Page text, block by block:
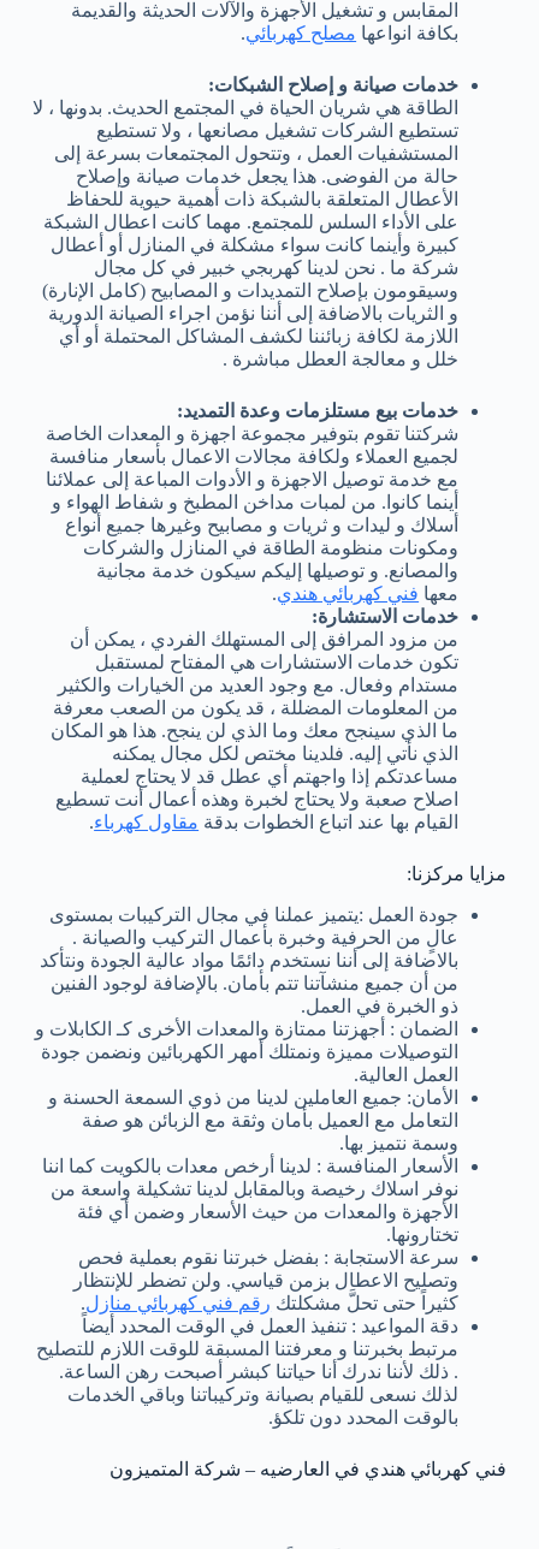
المقابس و تشغيل الأجهزة والآلات الحديثة والقديمة
بكافة انواعها مصلح كهربائي.
خدمات صيانة و إصلاح الشبكات:
الطاقة هي شريان الحياة في المجتمع الحديث. بدونها ، لا
تستطيع الشركات تشغيل مصانعها ، ولا تستطيع
المستشفيات العمل ، وتتحول المجتمعات بسرعة إلى
حالة من الفوضى. هذا يجعل خدمات صيانة وإصلاح
الأعطال المتعلقة بالشبكة ذات أهمية حيوية للحفاظ
على الأداء السلس للمجتمع. مهما كانت اعطال الشبكة
كبيرة وأينما كانت سواء مشكلة في المنازل أو أعطال
شركة ما . نحن لدينا كهربجي خبير في كل مجال
وسيقومون بإصلاح التمديدات و المصابيح (كامل الإنارة)
و الثريات بالاضافة إلى أننا نؤمن اجراء الصيانة الدورية
اللازمة لكافة زبائننا لكشف المشاكل المحتملة أو أي
خلل و معالجة العطل مباشرة .
خدمات بيع مستلزمات وعدة التمديد:
شركتنا تقوم بتوفير مجموعة اجهزة و المعدات الخاصة
لجميع العملاء ولكافة مجالات الاعمال بأسعار منافسة
مع خدمة توصيل الاجهزة و الأدوات المباعة إلى عملائنا
أينما كانوا. من لمبات مداخن المطبخ و شفاط الهواء و
أسلاك و ليدات و ثريات و مصابيح وغيرها جميع أنواع
ومكونات منظومة الطاقة في المنازل والشركات
والمصانع. و توصيلها إليكم سيكون خدمة مجانية
معها فني كهربائي هندي.
خدمات الاستشارة:
من مزود المرافق إلى المستهلك الفردي ، يمكن أن
تكون خدمات الاستشارات هي المفتاح لمستقبل
مستدام وفعال. مع وجود العديد من الخيارات والكثير
من المعلومات المضللة ، قد يكون من الصعب معرفة
ما الذي سينجح معك وما الذي لن ينجح. هذا هو المكان
الذي نأتي إليه. فلدينا مختص لكل مجال يمكنه
مساعدتكم إذا واجهتم أي عطل قد لا يحتاج لعملية
اصلاح صعبة ولا يحتاج لخبرة وهذه أعمال أنت تسطيع
القيام بها عند اتباع الخطوات بدقة مقاول كهرباء.
مزايا مركزنا:
جودة العمل :يتميز عملنا في مجال التركيبات بمستوى
عالٍ من الحرفية وخبرة بأعمال التركيب والصيانة .
بالاضافة إلى أننا نستخدم دائمًا مواد عالية الجودة ونتأكد
من أن جميع منشآتنا تتم بأمان. بالإضافة لوجود الفنين
ذو الخبرة في العمل.
الضمان : أجهزتنا ممتازة والمعدات الأخرى كـ الكابلات و
التوصيلات مميزة ونمتلك أمهر الكهربائين ونضمن جودة
العمل العالية.
الأمان: جميع العاملين لدينا من ذوي السمعة الحسنة و
التعامل مع العميل بأمان وثقة مع الزبائن هو صفة
وسمة نتميز بها.
الأسعار المنافسة : لدينا أرخص معدات بالكويت كما اننا
نوفر اسلاك رخيصة وبالمقابل لدينا تشكيلة واسعة من
الأجهزة والمعدات من حيث الأسعار وضمن أي فئة
تختارونها.
سرعة الاستجابة : بفضل خبرتنا نقوم بعملية فحص
وتصليح الاعطال بزمن قياسي. ولن تضطر للإنتظار
كثيراً حتى تحلَّ مشكلتك رقم فني كهربائي منازل.
دقة المواعيد : تنفيذ العمل في الوقت المحدد أيضاً
مرتبط بخبرتنا و معرفتنا المسبقة للوقت اللازم للتصليح
. ذلك لأننا ندرك أنا حياتنا كبشر أصبحت رهن الساعة.
لذلك نسعى للقيام بصيانة وتركيباتنا وباقي الخدمات
بالوقت المحدد دون تلكؤ.
فني كهربائي هندي في العارضيه – شركة المتميزون